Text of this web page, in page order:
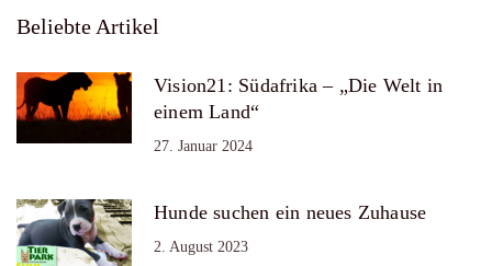
Beliebte Artikel
Vision21: Südafrika – „Die Welt in
einem Land“
27. Januar 2024
Hunde suchen ein neues Zuhause
2. August 2023